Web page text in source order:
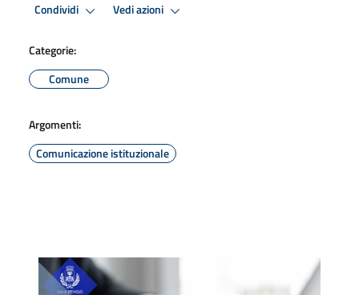
Condividi Vedi azioni
Categorie:
Comune
Argomenti:
Comunicazione istituzionale